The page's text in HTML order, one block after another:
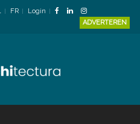
FR
Login
ADVERTEREN